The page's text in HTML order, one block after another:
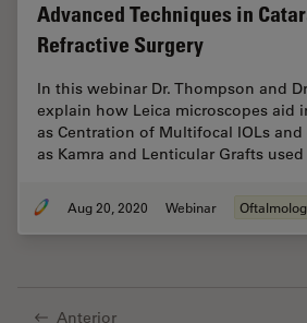
Advanced Techniques in
Refractive Surgery
In this webinar Dr. Thompson and
explain how Leica microscopes aid
as Centration of Multifocal IOLs
as Kamra and Lenticular Grafts
Aug 20, 2020 Webinar
Anterior